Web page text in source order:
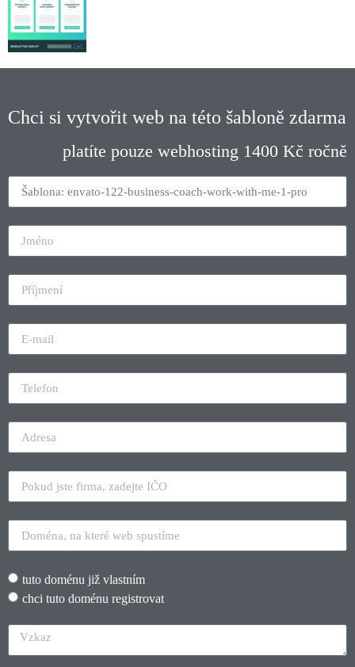
Chci si vytvořit web na této šabloně zdarma
platíte pouze webhosting 1400 Kč ročně
tuto doménu již vlastním
chci tuto doménu registrovat